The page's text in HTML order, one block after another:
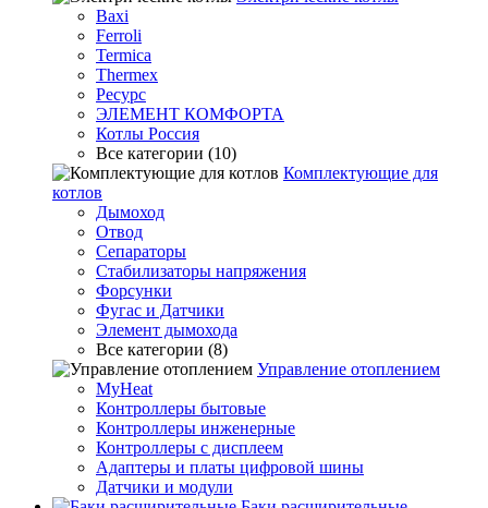
Baxi
Ferroli
Termica
Thermex
Ресурс
ЭЛЕМЕНТ КОМФОРТА
Котлы Россия
Все категории (10)
Комплектующие для
котлов
Дымоход
Отвод
Сепараторы
Стабилизаторы напряжения
Форсунки
Фугас и Датчики
Элемент дымохода
Все категории (8)
Управление отоплением
MyHeat
Контроллеры бытовые
Контроллеры инженерные
Контроллеры с дисплеем
Адаптеры и платы цифровой шины
Датчики и модули